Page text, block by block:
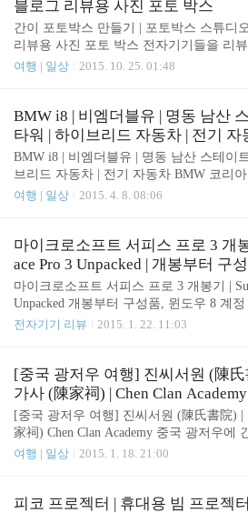
교 옆 새빛 둥둥섬강변북로를 지나가다가
새빛 둥둥섬에 빛이 들어오길래 내려가서
추워서 급하게 찍고 다시 출발. 너무 어두
터스피드 확보가 어려웠던 곳.
블로그 리뷰용 사진 포토 박스
간이 포토박스 만들기 | 포토박스 스튜디
리뷰용 사진 포토 박스 전자기기들을 리
좀 더 제품 사진을 잘 찍고 싶은 욕심이 드
제품에 집중을 할 수 있도록 해주는데요
는 너무 비싼 감이 있어서 동네 문구점에
구매해서 뚝딱뚝딱 만들어 보았습니다.
락은 5T 60*90(cm) 2장을 구매하였습니다
단에는 빛이 들어올 곳이 있어야 해서 4절
름종이를 구매하였습니다. 비용은 총
0) 먼저 크기를 정하고 크기에 맞게 자르
니다. 우드락이 ..
여행 | 일상 2015. 10. 25. 01:48
BMW i8 | 비엠더블유 | 명동 남산
타워 | 하이브리드 자동차 | 전기 자
BMW i8 | 비엠더블유 | 명동 남산 스테이
브리드 자동차 | 전기 자동차 BMW 코리
있는 명동 남산 스테이트 타워 1층에 지난
BMW i8를 바로 앞에서 볼 수 있었는데요
이서 볼 수 있어서 좋았습니다. 처음에 딱
했습니다. 듣기만 하던 차가 실제로 눈앞
자인이 정말 미래지향적인 디자인 입니다.
아다니면 엄청난 시선집중이 일어날 것 같
쉽게도 문이 잠겨있어서 i8의 특징 중 하나
장난 아니더군요. 그냥 뭐라 설명을 할 수
니다. 직접 보지 않..
여행 | 일상 2015. 4. 8. 08:06
마이크로소프트 서피스 프로 3 개
ace Pro 3 Unpacked | 개봉부터 구
우 8 계정 동기화까지
마이크로소프트 서피스 프로 3 개봉기 |
Unpacked 개봉부터 구성품, 윈도우 8 계
지 서피스 프로 3 개봉기는 사실 지난번에
피스 프로3 (Surface Pro 3) 개봉기 | 마이
(Microsoft) | 노트북 | 태블릿 PC | 노트북
운 노트북 사실, 처음에 받은 서피스 프로
있어서 교환을 받아왔기 때문에 다시 새
오며 개봉기도 다시 작성할 수 있게 되었
크로소프트의 1:1 교환정책. 훌륭합니다.
지막..
전자기기 리뷰 2015. 1. 22. 11:03
[중국 광저우 여행] 진씨서원 (陳氏
가사 (陳家祠) | Chen Clan Academy
[중국 광저우 여행] 진씨서원 (陳氏書院) |
家祠) Chen Clan Academy 중국 광저우에
갈곳인 진씨서원(陳氏書院) 입니다. 영어로
이 곳에서 진씨 자제들의 과거 준비와 가
여행 | 일상 2015. 1. 18. 21:00
피코 프로젝터 | 휴대용 빔 프로젝